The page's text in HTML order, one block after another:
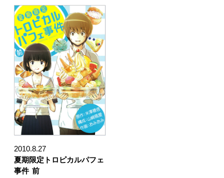
2010.8.27
夏期限定トロピカルパフェ
事件 前